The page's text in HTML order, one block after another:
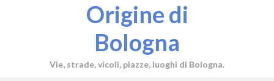
Origine di
Bologna
Vie, strade, vicoli, piazze, luoghi di Bologna.